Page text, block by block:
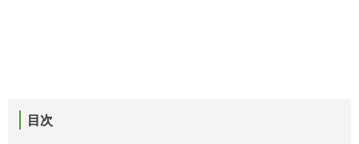
目次